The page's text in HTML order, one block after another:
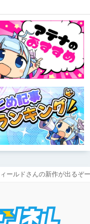
ールドさんの新作が出るぞ